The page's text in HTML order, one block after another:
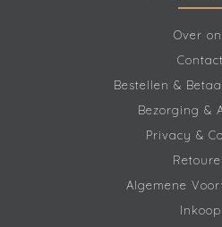
Over
Contact
Bestellen &
Bezorging &
Privacy &
Algemene
Inkoop